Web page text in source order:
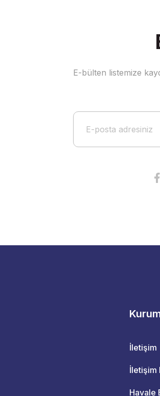
E-bülten listemize
İletişim
İletişim
Havale